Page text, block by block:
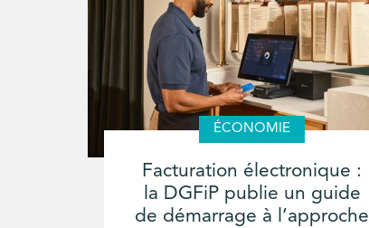
ÉCONOMIE
Facturation électronique :
la DGFiP publie un guide
de démarrage à l’approche